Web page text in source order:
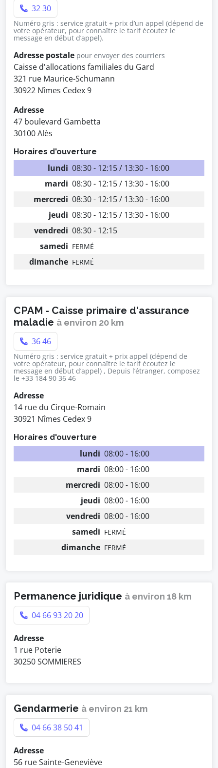
32 30
Numéro gris : service gratuit + prix d’un appel (dépend de
votre opérateur, pour connaître le tarif écoutez le
message en début d’appel).
Adresse postale pour envoyer des courriers
Caisse d'allocations familiales du Gard
321 rue Maurice-Schumann
30922 Nîmes Cedex 9
Adresse
47 boulevard Gambetta
30100 Alès
Horaires d'ouverture
lundi 08:30 - 12:15 / 13:30 - 16:00
mardi 08:30 - 12:15 / 13:30 - 16:00
mercredi 08:30 - 12:15 / 13:30 - 16:00
jeudi 08:30 - 12:15 / 13:30 - 16:00
vendredi 08:30 - 12:15
samedi FERMÉ
dimanche FERMÉ
CPAM - Caisse primaire d'assurance
maladie à environ 20 km
36 46
Numéro gris : service gratuit + prix appel (dépend de
votre opérateur, pour connaître le tarif écoutez le
message en début d’appel) , Depuis l’étranger, composez
le +33 184 90 36 46
Adresse
14 rue du Cirque-Romain
30921 Nîmes Cedex 9
Horaires d'ouverture
lundi 08:00 - 16:00
mardi 08:00 - 16:00
mercredi 08:00 - 16:00
jeudi 08:00 - 16:00
vendredi 08:00 - 16:00
samedi FERMÉ
dimanche FERMÉ
Permanence juridique à environ 18 km
04 66 93 20 20
Adresse
1 rue Poterie
30250 SOMMIERES
Gendarmerie à environ 21 km
04 66 38 50 41
Adresse
56 rue Sainte-Geneviève